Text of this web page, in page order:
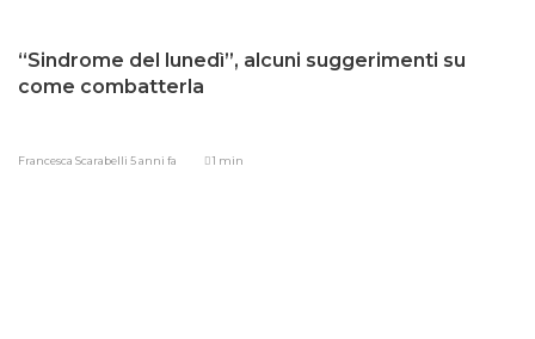
“Sindrome del lunedì”, alcuni suggerimenti su
come combatterla
Francesca Scarabelli 5 anni fa 1 min